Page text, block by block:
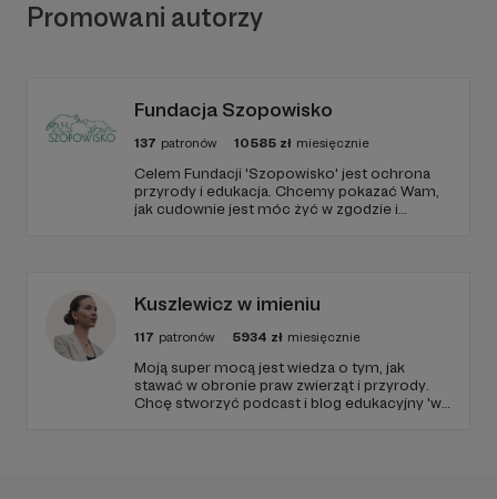
Promowani autorzy
Fundacja Szopowisko
137 patronów 10585 zł miesięcznie
Celem Fundacji 'Szopowisko' jest ochrona
przyrody i edukacja. Chcemy pokazać Wam,
jak cudownie jest móc żyć w zgodzie i
Kuszlewicz w imieniu
117 patronów 5934 zł miesięcznie
Moją super mocą jest wiedza o tym, jak
stawać w obronie praw zwierząt i przyrody.
Chcę stworzyć podcast i blog edukacyjny 'w